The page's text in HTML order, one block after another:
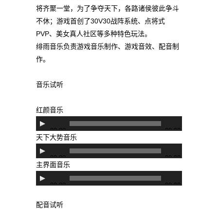
将齐聚一堂，为了争夺天下，各路诸侯彼此争斗
不休；游戏首创了30V30战阵系统、点将式
PVP、美女真人社区等多种特色玩法。
绯雨音乐负责游戏音乐制作、游戏音效、配音制
作。
音乐试听
红颜音乐
音
频
播
放
器
00:00 00:00
天下大势音乐
音
频
播
放
器
00:00 00:00
主界面音乐
音
播
00:00 00:00
配音试听